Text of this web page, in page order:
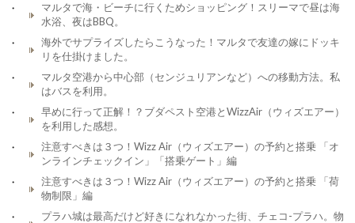
マルタで海・ビーチに行くためショッピング！スリーマで昼は海
水浴、夜はBBQ。
海外でサプライズしたらこうなった！マルタで友達の嫁にドッキ
リを仕掛けました。
マルタ空港から中心部（センジュリアンなど）への移動方法。私
はバスを利用。
早めに行って正解！？ブダペスト空港とWizzAir（ウィズエアー）
を利用した感想。
注意すべきは３つ！Wizz Air（ウィズエアー）の予約と搭乗 「オ
ンラインチェックイン」「搭乗ゲート」編
注意すべきは３つ！Wizz Air（ウィズエアー）の予約と搭乗 「荷
物制限」編
プラハ城は最高だけど好きになれなかった街、チェコ-プラハ。物